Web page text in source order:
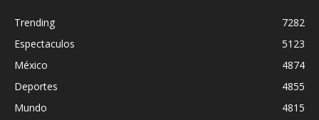
Trending
7282
Espectaculos
5123
México
4874
Deportes
4855
Mundo
4815